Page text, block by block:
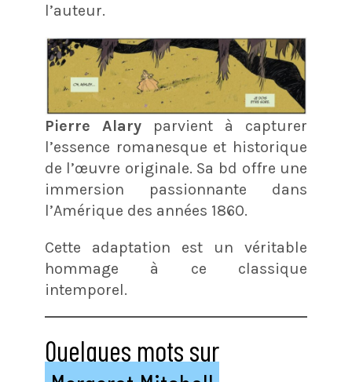
l’auteur.
Pierre Alary parvient à capturer
l’essence romanesque et historique
de l’œuvre originale. Sa bd offre une
immersion passionnante dans
l’Amérique des années 1860.
Cette adaptation est un véritable
hommage à ce classique
intemporel.
Quelques mots sur